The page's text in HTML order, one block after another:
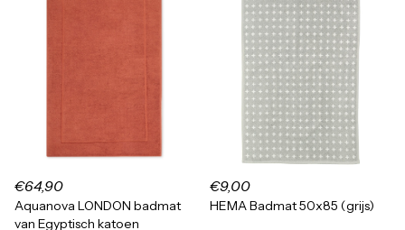
€64,90
Aquanova LONDON badmat
van Egyptisch katoen
€9,00
HEMA Badmat 50x85 (grijs)